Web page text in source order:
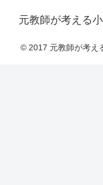
元教師が考える
© 2017 元教師が考え